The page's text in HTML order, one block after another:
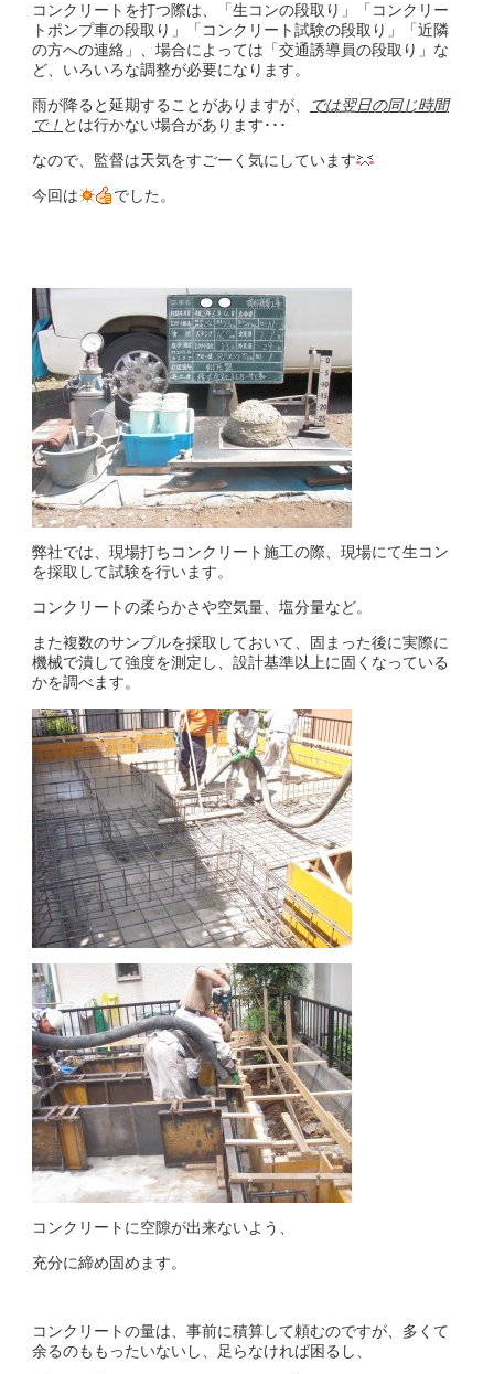
コンクリートを打つ際は、「生コンの段取り」「コンクリー
トポンプ車の段取り」「コンクリート試験の段取り」「近隣
の方への連絡」、場合によっては「交通誘導員の段取り」な
ど、いろいろな調整が必要になります。
雨が降ると延期することがありますが、
では翌日の同じ時間
で！ とは行かない場合があります･･･
なので、監督は天気をすごーく気にしています
今回は
でした。
弊社では、現場打ちコンクリート施工の際、現場にて生コン
を採取して試験を行います。
コンクリートの柔らかさや空気量、塩分量など。
また複数のサンプルを採取しておいて、固まった後に実際に
機械で潰して強度を測定し、設計基準以上に固くなっている
かを調べます。
コンクリートに空隙が出来ないよう、
充分に締め固めます。
コンクリートの量は、事前に積算して頼むのですが、多くて
余るのももったいないし、足らなければ困るし、